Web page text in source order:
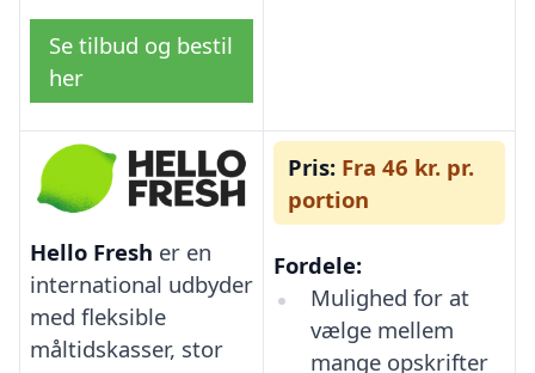
Se tilbud og bestil
her
Hello Fresh er en
international udbyder
med fleksible
måltidskasser, stor
Pris: Fra 46 kr. pr.
portion
Fordele:
Mulighed for at
vælge mellem
mange opskrifter